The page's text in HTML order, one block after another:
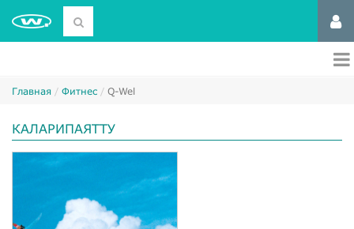
Главная Фитнес Q-Wel
КАЛАРИПАЯТТУ